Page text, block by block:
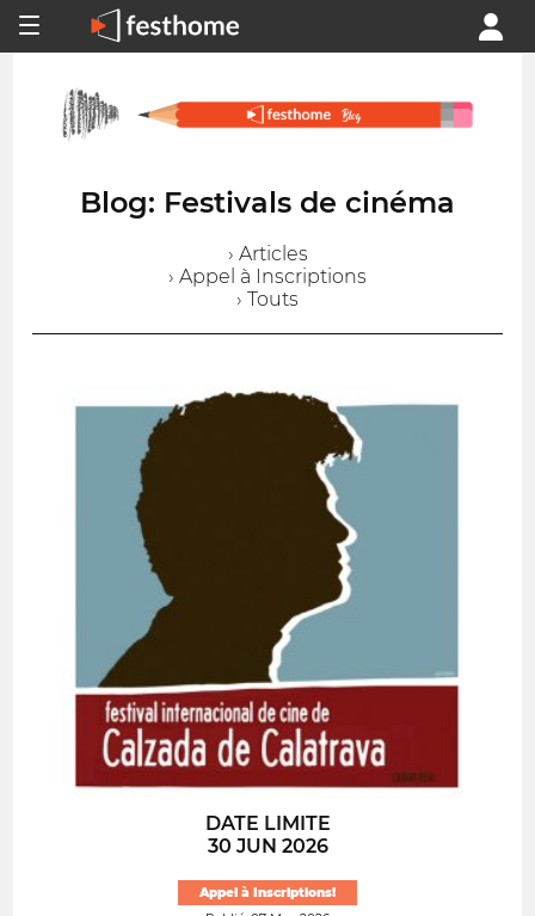
Blog: Festivals de cinéma
› Articles
› Appel à Inscriptions
› Touts
DATE LIMITE
30 JUN 2026
Appel à Inscriptions!